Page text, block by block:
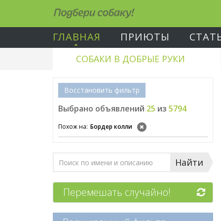
Подбери собаку!
ГЛАВНАЯ ПРИЮТЫ
СОБАКИ В ДОБРЫЕ РУКИ
Восстановить фильтр
Выбрано объявлений 25 из 5794
Похож на: Бордер колли
Найти
Перемешать случайно!